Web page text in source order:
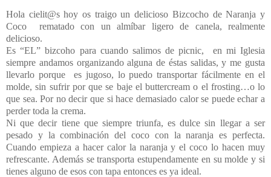
Hola cielit@s hoy os traigo un delicioso Bizcocho de Naranja y
Coco
rematado con un almíbar ligero de canela, realmente
delicioso.
Es “EL” bizcoho para cuando salimos de picnic,
en mi Iglesia
siempre andamos organizando alguna de éstas salidas, y me gusta
llevarlo porque
es jugoso, lo puedo transportar fácilmente en el
molde, sin sufrir por que se baje el buttercream o el frosting…o lo
que sea. Por no decir que si hace demasiado calor se puede echar a
perder toda la crema.
Ni que decir tiene que siempre triunfa, es dulce sin llegar a ser
pesado y la combinación del coco con la naranja es perfecta.
Cuando empieza a hacer calor la naranja y el coco lo hacen muy
refrescante. Además se transporta estupendamente en su molde y si
tienes alguno de esos con tapa entonces es ya ideal.